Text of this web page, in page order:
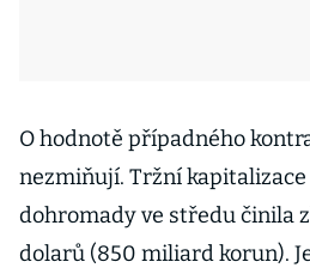
O hodnotě případného
nezmiňují. Tržní
dohromady ve středu činila
dolarů (850 miliard korun).